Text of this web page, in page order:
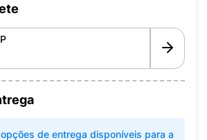
de entrega disponíveis para a